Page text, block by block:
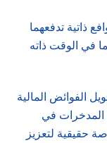
ذاتية تدفعهما
في الوقت ذاته
الفوائض المالية
المدخرات في
حقيقية لتعزيز